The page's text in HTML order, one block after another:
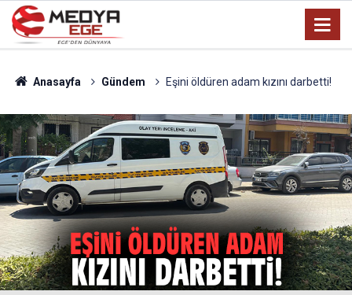
Anasayfa Gündem Eşini öldüren adam kızını darbetti!